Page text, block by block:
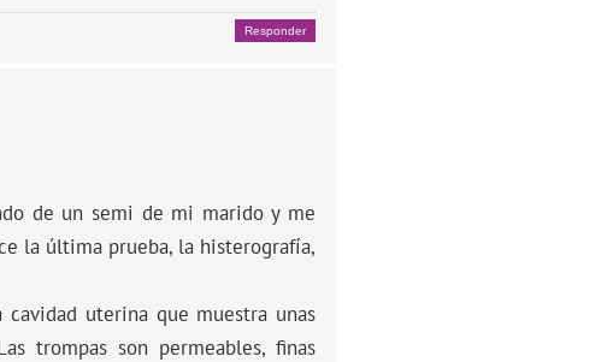
Responder
de un semi de mi marido y me
la última prueba, la histerografía,
uterina que muestra unas
trompas son permeables, finas